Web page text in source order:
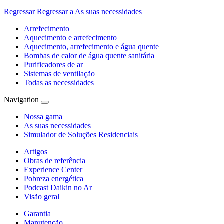
Regressar Regressar a As suas necessidades
Arrefecimento
Aquecimento e arrefecimento
Aquecimento, arrefecimento e água quente
Bombas de calor de água quente sanitária
Purificadores de ar
Sistemas de ventilação
Todas as necessidades
Navigation
Nossa gama
As suas necessidades
Simulador de Soluções Residenciais
Artigos
Obras de referência
Experience Center
Pobreza energética
Podcast Daikin no Ar
Visão geral
Garantia